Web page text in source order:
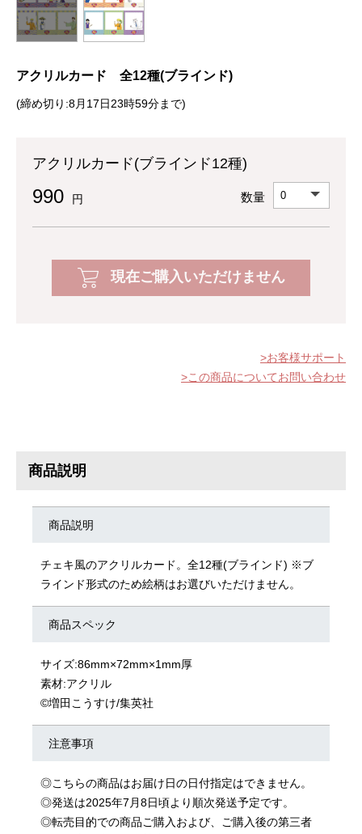
アクリルカード 全12種(ブラインド)
(締め切り:8月17日23時59分まで)
アクリルカード(ブラインド12種)
990 円 数量
現在ご購入いただけません
お客様サポート
この商品についてお問い合わせ
商品説明
商品説明
チェキ風のアクリルカード。全12種(ブラインド) ※ブ
ラインド形式のため絵柄はお選びいただけません。
商品スペック
サイズ:86mm×72mm×1mm厚
素材:アクリル
©増田こうすけ/集英社
注意事項
◎こちらの商品はお届け日の日付指定はできません。
◎発送は2025年7月8日頃より順次発送予定です。
◎転売目的での商品ご購入および、ご購入後の第三者